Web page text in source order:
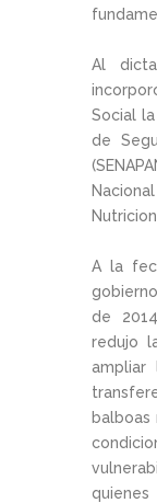
Al
Social
de
A la
de
redujo
balboas